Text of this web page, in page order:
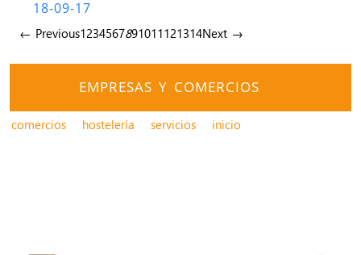
18-09-17
← Previous1234567891011121314Next →
EMPRESAS Y COMERCIOS
comercios hostelería servicios inicio